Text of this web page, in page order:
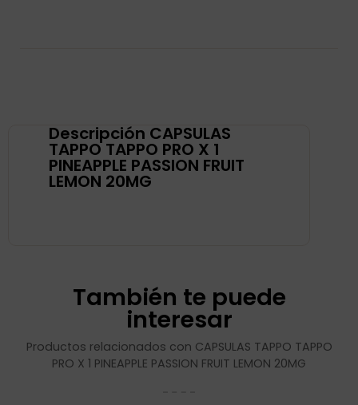
Descripción CAPSULAS
TAPPO TAPPO PRO X 1
PINEAPPLE PASSION FRUIT
LEMON 20MG
También te puede
interesar
Productos relacionados con CAPSULAS TAPPO TAPPO
PRO X 1 PINEAPPLE PASSION FRUIT LEMON 20MG